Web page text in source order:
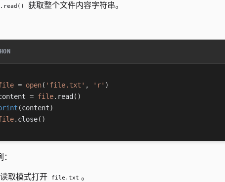
.read() 获取整个文件内容字符串。
= open( 'file.txt' , 'r' )
= file. read ( )
(content)
. close( )
取模式打开 file.txt 。